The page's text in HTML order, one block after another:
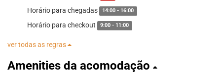
Horário para chegadas 14:00 - 16:00
Horário para checkout 9:00 - 11:00
ver todas as regras
Amenities da acomodação